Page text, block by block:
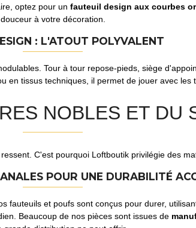
optez pour un fauteuil design aux courbes
douceur à votre décoration.
: L'ATOUT POLYVALENT
Tour à tour repose-pieds, siège
tissus techniques, il permet de jouer avec les
NOBLES ET DU
C'est pourquoi Loftboutik privilégie des
POUR UNE DURABILITÉ
fauteuils et poufs sont conçus pour durer,
Beaucoup de nos pièces sont issues de